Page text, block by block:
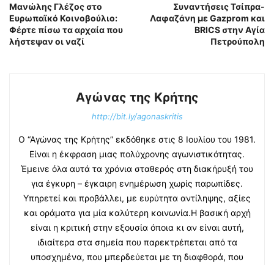
Μανώλης Γλέζος στο
Ευρωπαϊκό Κοινοβούλιο:
Φέρτε πίσω τα αρχαία που
λήστεψαν οι ναζί
Συναντήσεις Τσίπρα-
Λαφαζάνη με Gazprom και
BRICS στην Αγία
Πετρούπολη
Αγώνας της Κρήτης
http://bit.ly/agonaskritis
Ο “Αγώνας της Κρήτης” εκδόθηκε στις 8 Ιουλίου του 1981.
Είναι η έκφραση μιας πολύχρονης αγωνιστικότητας.
Έμεινε όλα αυτά τα χρόνια σταθερός στη διακήρυξή του
για έγκυρη – έγκαιρη ενημέρωση χωρίς παρωπίδες.
Υπηρετεί και προβάλλει, με ευρύτητα αντίληψης, αξίες
και οράματα για μία καλύτερη κοινωνία.Η βασική αρχή
είναι η κριτική στην εξουσία όποια κι αν είναι αυτή,
ιδιαίτερα στα σημεία που παρεκτρέπεται από τα
υποσχημένα, που μπερδεύεται με τη διαφθορά, που